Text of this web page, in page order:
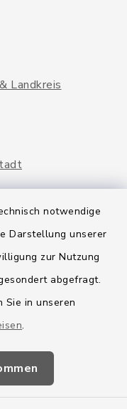
notwendige
Darstellung unserer
zur Nutzung
abgefragt.
Sie in unseren
.
Landkreis